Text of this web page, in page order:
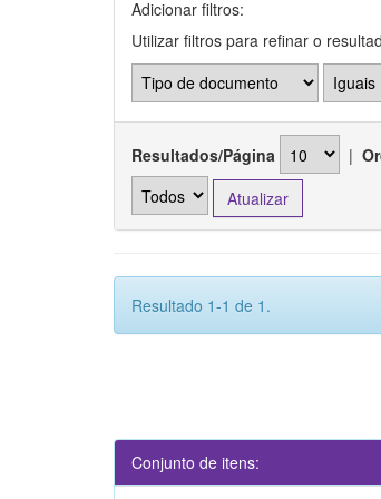
Adicionar filtros:
Utilizar filtros para refinar o
Resultados/Página |
Resultado 1-1 de 1.
Conjunto de itens: